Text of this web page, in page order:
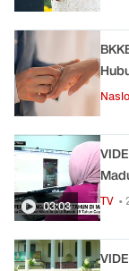
03:03 TV •